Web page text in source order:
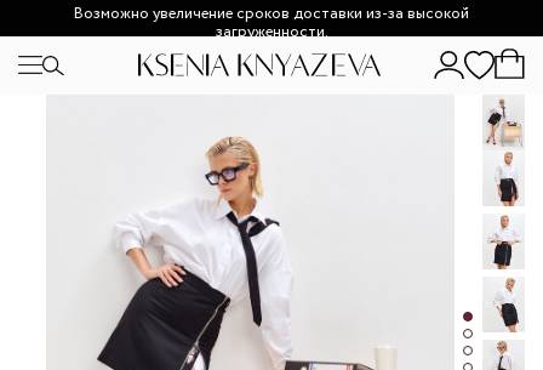
Возможно увеличение сроков доставки из-за высокой
загруженности.